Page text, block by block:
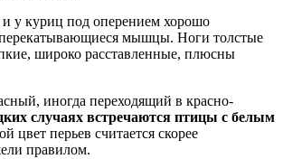
и у куриц под оперением хорошо
мышцы. Ноги толстые
широко расставленные, плюсны
иногда переходящий в красно-
случаях встречаются птицы с белым
цвет перьев считается скорее
правилом.